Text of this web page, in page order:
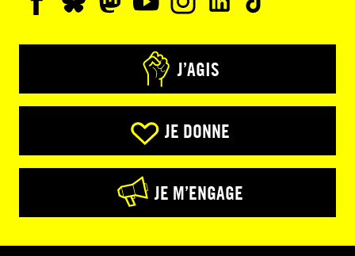
J’AGIS
JE DONNE
JE M’ENGAGE